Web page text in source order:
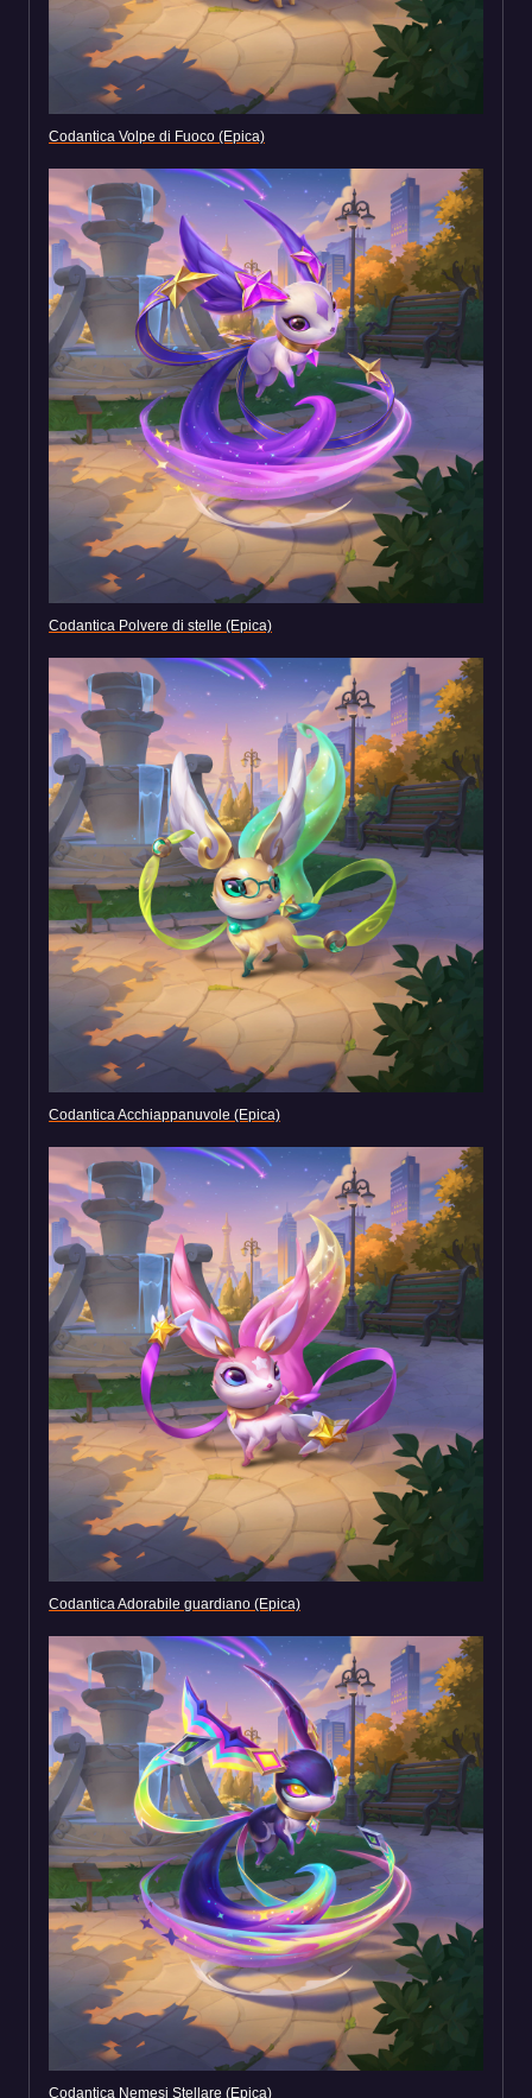
Codantica Volpe di Fuoco (Epica)
Codantica Polvere di stelle (Epica)
Codantica Acchiappanuvole (Epica)
Codantica Adorabile guardiano (Epica)
Codantica Nemesi Stellare (Epica)